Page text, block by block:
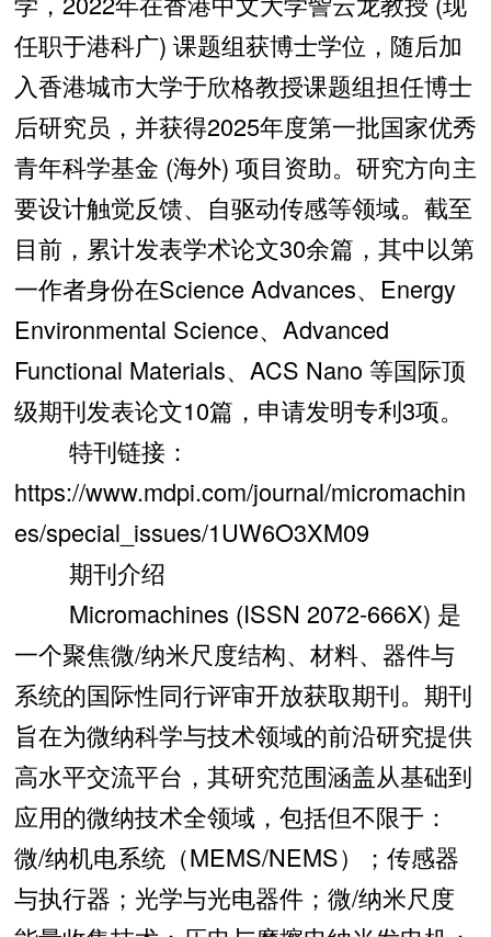
任职于港科广) 课题组获博士学位，随后加
入香港城市大学于欣格教授课题组担任博士
后研究员，并获得2025年度第一批国家优秀
青年科学基金 (海外) 项目资助。研究方向主
要设计触觉反馈、自驱动传感等领域。截至
目前，累计发表学术论文30余篇，其中以第
一作者身份在Science Advances、Energy
Environmental Science、Advanced
Functional Materials、ACS Nano 等国际顶
级期刊发表论文10篇，申请发明专利3项。
特刊链接：
https://www.mdpi.com/journal/micromachin
es/special_issues/1UW6O3XM09
期刊介绍
Micromachines (ISSN 2072-666X) 是
一个聚焦微/纳米尺度结构、材料、器件与
系统的国际性同行评审开放获取期刊。期刊
旨在为微纳科学与技术领域的前沿研究提供
高水平交流平台，其研究范围涵盖从基础到
应用的微纳技术全领域，包括但不限于：
微/纳机电系统（MEMS/NEMS）；传感器
与执行器；光学与光电器件；微/纳米尺度